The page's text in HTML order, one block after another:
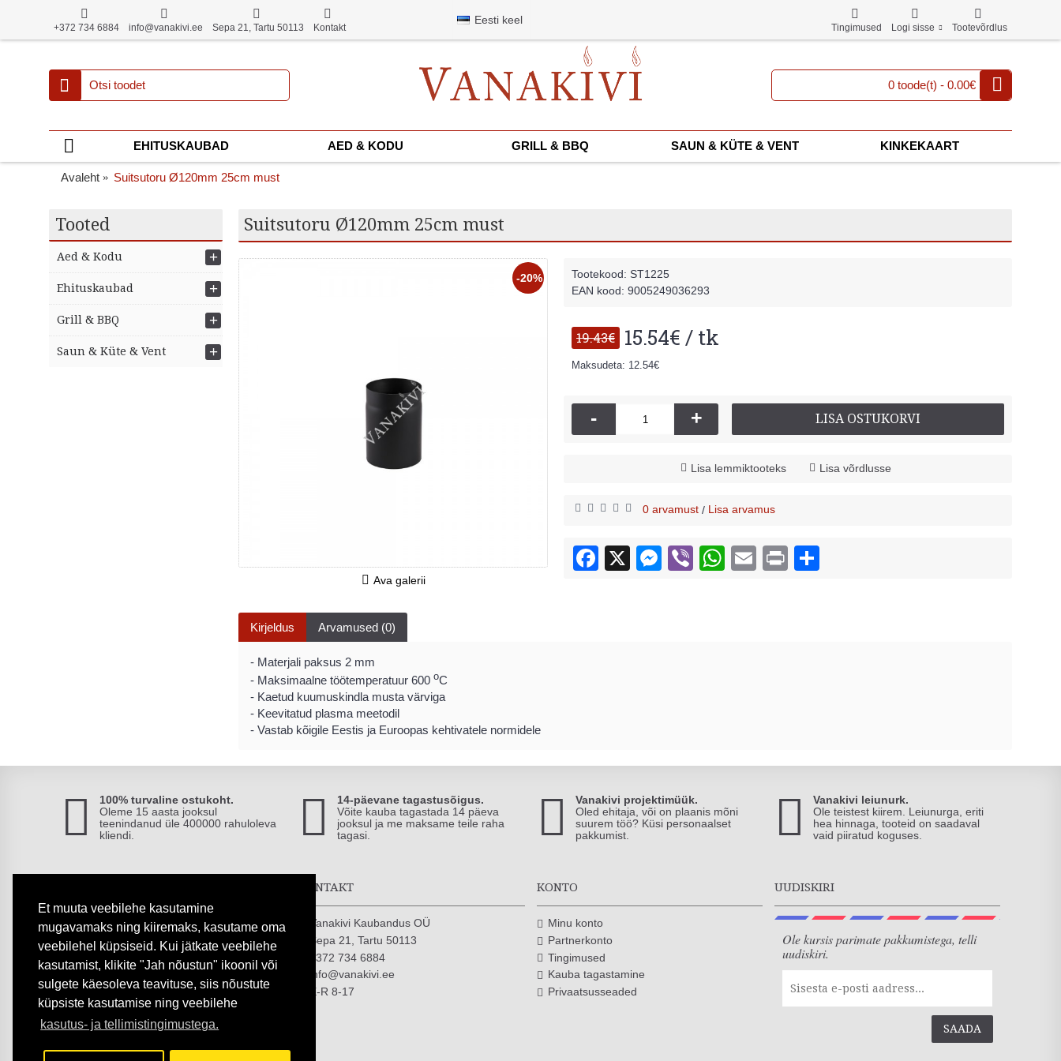
Et muuta veebilehe kasutamine
mugavamaks ning kiiremaks, kasutame oma
veebilehel küpsiseid. Kui jätkate veebilehe
kasutamist, klikite "Jah nõustun" ikoonil või
sulgete käesoleva teavituse, siis nõustute
küpsiste kasutamise ning veebilehe
kasutus- ja tellimistingimustega.
+372 734 6884 info@vanakivi.ee Sepa 21, Tartu 50113 Kontakt
Eesti keel
Tingimused Logi sisse Tootevõrdlus
0 toode(t) - 0.00€
EHITUSKAUBAD AED & KODU GRILL & BBQ SAUN & KÜTE & VENT KINKEKAART
Avaleht Suitsutoru Ø120mm 25cm must
Tooted
Aed & Kodu +
Ehituskaubad +
Grill & BBQ +
Saun & Küte & Vent +
Suitsutoru Ø120mm 25cm must
-20%
Ava galerii
Tootekood: ST1225
EAN kood: 9005249036293
19.43€ 15.54€ / tk
Maksudeta: 12.54€
- + LISA OSTUKORVI
Lisa lemmiktooteks Lisa võrdlusse
0 arvamust / Lisa arvamus
Kirjeldus Arvamused (0)
- Materjali paksus 2 mm
- Maksimaalne töötemperatuur 600 oC
- Kaetud kuumuskindla musta värviga
- Keevitatud plasma meetodil
- Vastab kõigile Eestis ja Euroopas kehtivatele normidele
100% turvaline ostukoht.
Oleme 15 aasta jooksul
teenindanud üle 400000 rahuloleva
kliendi.
14-päevane tagastusõigus.
Võite kauba tagastada 14 päeva
jooksul ja me maksame teile raha
tagasi.
Vanakivi projektimüük.
Oled ehitaja, või on plaanis mõni
suurem töö? Küsi personaalset
pakkumist.
Vanakivi leiunurk.
Ole teistest kiirem. Leiunurga, eriti
hea hinnaga, tooteid on saadaval
vaid piiratud koguses.
KONTAKT
Vanakivi Kaubandus OÜ
Sepa 21, Tartu 50113
+372 734 6884
info@vanakivi.ee
E-R 8-17
KONTO
Minu konto
Partnerkonto
Tingimused
Kauba tagastamine
Privaatsusseaded
UUDISKIRI
Ole kursis parimate pakkumistega, telli
uudiskiri.
SAADA